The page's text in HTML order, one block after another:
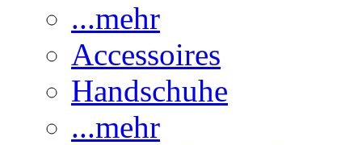
...mehr
Accessoires
Handschuhe
...mehr